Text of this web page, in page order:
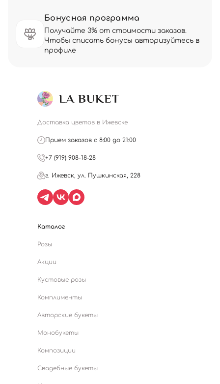
Бонусная программа
Получайте 3% от стоимости заказов.
Чтобы списать бонусы авторизуйтесь в
профиле
Доставка цветов в Ижевске
Прием заказов с 8:00 до 21:00
+7 (919) 908-18-28
г. Ижевск, ул. Пушкинская, 228
Каталог
Розы
Акции
Кустовые розы
Комплименты
Авторские букеты
Монобукеты
Композиции
Свадебные букеты